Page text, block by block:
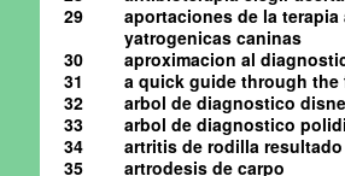
29
aportaciones de la
yatrogenicas caninas
30
aproximacion al
31
a quick guide through
32
arbol de diagnostico
33
arbol de diagnostico
34
artritis de rodilla
35
artrodesis de carpo